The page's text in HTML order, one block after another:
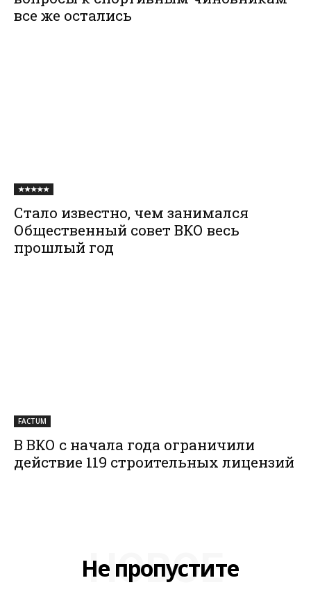
все же остались
★★★★★
Стало известно, чем занимался
Общественный совет ВКО весь
прошлый год
FACTUM
В ВКО с начала года ограничили
действие 119 строительных лицензий
Не пропустите
НОВОЕ